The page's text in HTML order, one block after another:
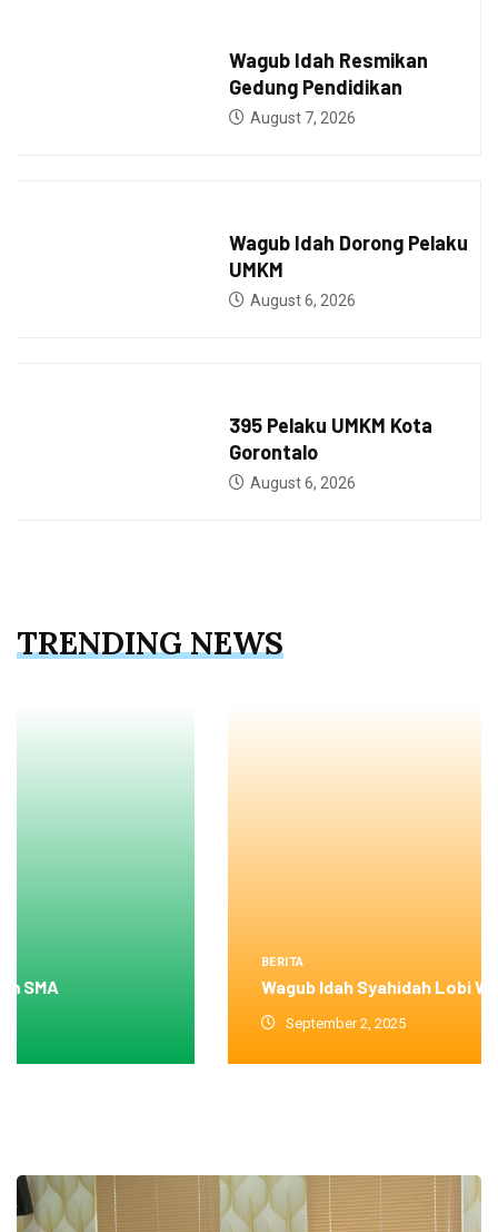
Wagub Idah Resmikan
Gedung Pendidikan
August 7, 2026
Wagub Idah Dorong Pelaku
UMKM
August 6, 2026
395 Pelaku UMKM Kota
Gorontalo
August 6, 2026
TRENDING NEWS
Wagub Idah Syahidah Lobi Wali